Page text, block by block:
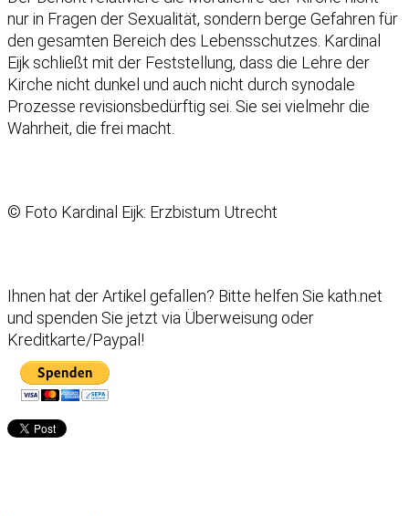
nur in Fragen der Sexualität, sondern berge Gefahren für
den gesamten Bereich des Lebensschutzes. Kardinal
Eijk schließt mit der Feststellung, dass die Lehre der
Kirche nicht dunkel und auch nicht durch synodale
Prozesse revisionsbedürftig sei. Sie sei vielmehr die
Wahrheit, die frei macht.
© Foto Kardinal Eijk: Erzbistum Utrecht
Ihnen hat der Artikel gefallen? Bitte helfen Sie kath.net
und spenden Sie jetzt via Überweisung oder
Kreditkarte/Paypal!